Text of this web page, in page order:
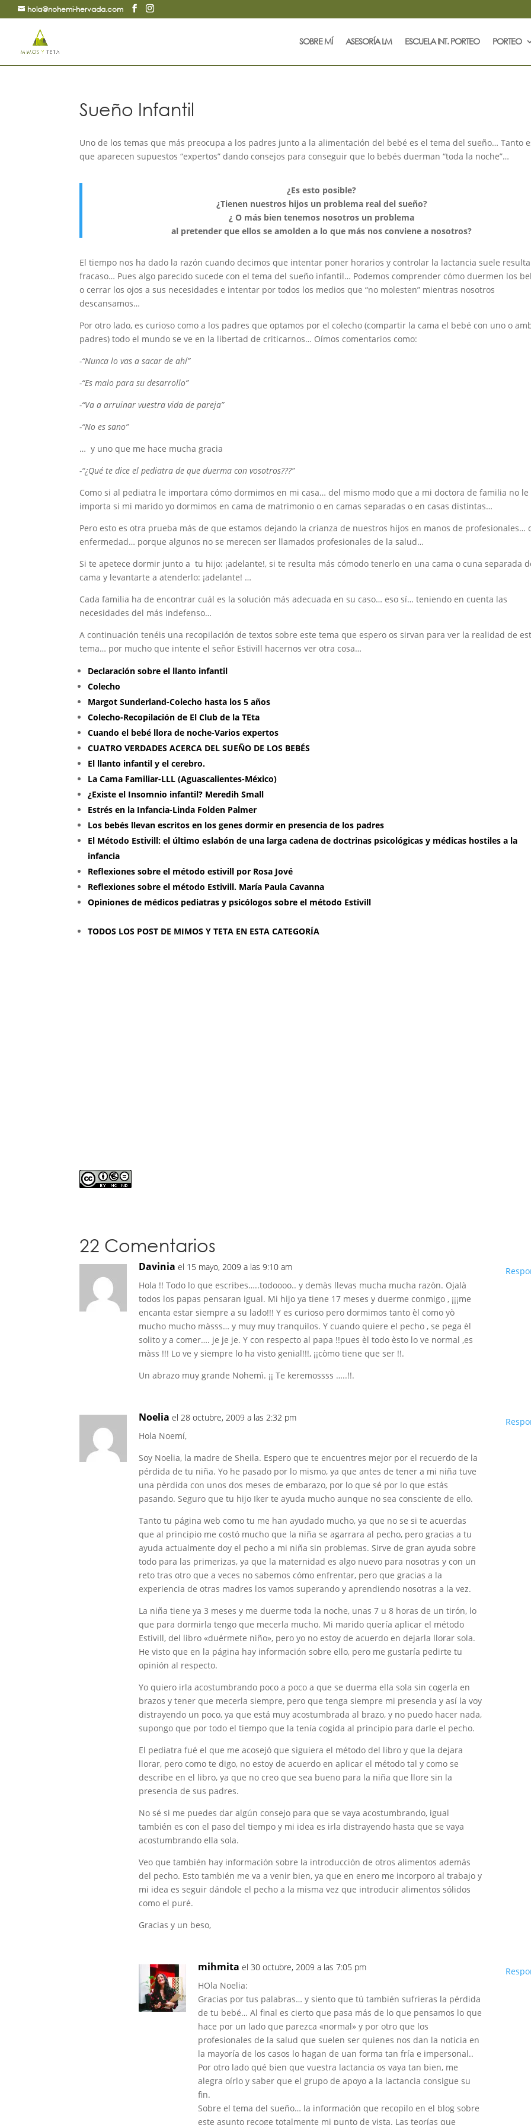
hola@nohemi-hervada.com
SOBRE MÍ ASESORÍA LM ESCUELA INT. PORTEO PORTEO
Sueño Infantil
Uno de los temas que más preocupa a los padres junto a la alimentación del bebé es el tema del sueño… Tanto
que aparecen supuestos “expertos” dando consejos para conseguir que lo bebés duerman “toda la noche”…
¿Es esto posible?
¿Tienen nuestros hijos un problema real del sueño?
¿ O más bien tenemos nosotros un problema
al pretender que ellos se amolden a lo que más nos conviene a nosotros?
El tiempo nos ha dado la razón cuando decimos que intentar poner horarios y controlar la lactancia suele
fracaso… Pues algo parecido sucede con el tema del sueño infantil… Podemos comprender cómo duermen los
o cerrar los ojos a sus necesidades e intentar por todos los medios que “no molesten” mientras nosotros
descansamos…
Por otro lado, es curioso como a los padres que optamos por el colecho (compartir la cama el bebé con uno o
padres) todo el mundo se ve en la libertad de criticarnos… Oímos comentarios como:
-“Nunca lo vas a sacar de ahí”
-“Es malo para su desarrollo”
-“Va a arruinar vuestra vida de pareja”
-“No es sano”
… y uno que me hace mucha gracia
-“¿Qué te dice el pediatra de que duerma con vosotros???”
Como si al pediatra le importara cómo dormimos en mi casa… del mismo modo que a mi doctora de familia no le
importa si mi marido yo dormimos en cama de matrimonio o en camas separadas o en casas distintas…
Pero esto es otra prueba más de que estamos dejando la crianza de nuestros hijos en manos de profesionales…
enfermedad… porque algunos no se merecen ser llamados profesionales de la salud…
Si te apetece dormir junto a tu hijo: ¡adelante!, si te resulta más cómodo tenerlo en una cama o cuna separada
cama y levantarte a atenderlo: ¡adelante! …
Cada familia ha de encontrar cuál es la solución más adecuada en su caso… eso sí… teniendo en cuenta las
necesidades del más indefenso…
A continuación tenéis una recopilación de textos sobre este tema que espero os sirvan para ver la realidad de
tema… por mucho que intente el señor Estivill hacernos ver otra cosa…
Declaración sobre el llanto infantil
Colecho
Margot Sunderland-Colecho hasta los 5 años
Colecho-Recopilación de El Club de la TEta
Cuando el bebé llora de noche-Varios expertos
CUATRO VERDADES ACERCA DEL SUEÑO DE LOS BEBÉS
El llanto infantil y el cerebro.
La Cama Familiar-LLL (Aguascalientes-México)
¿Existe el Insomnio infantil? Meredih Small
Estrés en la Infancia-Linda Folden Palmer
Los bebés llevan escritos en los genes dormir en presencia de los padres
El Método Estivill: el último eslabón de una larga cadena de doctrinas psicológicas y médicas hostiles a la
infancia
Reflexiones sobre el método estivill por Rosa Jové
Reflexiones sobre el método Estivill. María Paula Cavanna
Opiniones de médicos pediatras y psicólogos sobre el método Estivill
TODOS LOS POST DE MIMOS Y TETA EN ESTA CATEGORÍA
22 Comentarios
Davinia el 15 mayo, 2009 a las 9:10 am
Hola !! Todo lo que escribes…..todoooo.. y demàs llevas mucha mucha razòn. Ojalà
todos los papas pensaran igual. Mi hijo ya tiene 17 meses y duerme conmigo , ¡¡¡me
encanta estar siempre a su lado!!! Y es curioso pero dormimos tanto èl como yò
mucho mucho màsss… y muy muy tranquilos. Y cuando quiere el pecho , se pega èl
solito y a comer…. je je je. Y con respecto al papa !!pues èl todo èsto lo ve normal ,es
màss !!! Lo ve y siempre lo ha visto genial!!!, ¡¡còmo tiene que ser !!.
Un abrazo muy grande Nohemì. ¡¡ Te keremossss …..!!.
Noelia el 28 octubre, 2009 a las 2:32 pm
Hola Noemí,
Soy Noelia, la madre de Sheila. Espero que te encuentres mejor por el recuerdo de la
pérdida de tu niña. Yo he pasado por lo mismo, ya que antes de tener a mi niña tuve
una pèrdida con unos dos meses de embarazo, por lo que sé por lo que estás
pasando. Seguro que tu hijo Iker te ayuda mucho aunque no sea consciente de ello.
Tanto tu página web como tu me han ayudado mucho, ya que no se si te acuerdas
que al principio me costó mucho que la niña se agarrara al pecho, pero gracias a tu
ayuda actualmente doy el pecho a mi niña sin problemas. Sirve de gran ayuda sobre
todo para las primerizas, ya que la maternidad es algo nuevo para nosotras y con un
reto tras otro que a veces no sabemos cómo enfrentar, pero que gracias a la
experiencia de otras madres los vamos superando y aprendiendo nosotras a la vez.
La niña tiene ya 3 meses y me duerme toda la noche, unas 7 u 8 horas de un tirón, lo
que para dormirla tengo que mecerla mucho. Mi marido quería aplicar el método
Estivill, del libro «duérmete niño», pero yo no estoy de acuerdo en dejarla llorar sola.
He visto que en la página hay información sobre ello, pero me gustaría pedirte tu
opinión al respecto.
Yo quiero irla acostumbrando poco a poco a que se duerma ella sola sin cogerla en
brazos y tener que mecerla siempre, pero que tenga siempre mi presencia y así la voy
distrayendo un poco, ya que está muy acostumbrada al brazo, y no puedo hacer nada,
supongo que por todo el tiempo que la tenía cogida al principio para darle el pecho.
El pediatra fué el que me acosejó que siguiera el método del libro y que la dejara
llorar, pero como te digo, no estoy de acuerdo en aplicar el método tal y como se
describe en el libro, ya que no creo que sea bueno para la niña que llore sin la
presencia de sus padres.
No sé si me puedes dar algún consejo para que se vaya acostumbrando, igual
también es con el paso del tiempo y mi idea es irla distrayendo hasta que se vaya
acostumbrando ella sola.
Veo que también hay información sobre la introducción de otros alimentos además
del pecho. Esto también me va a venir bien, ya que en enero me incorporo al trabajo y
mi idea es seguir dándole el pecho a la misma vez que introducir alimentos sólidos
como el puré.
Gracias y un beso,
mihmita el 30 octubre, 2009 a las 7:05 pm
HOla Noelia:
Gracias por tus palabras… y siento que tú también sufrieras la pérdida
de tu bebé… Al final es cierto que pasa más de lo que pensamos lo que
hace por un lado que parezca «normal» y por otro que los
profesionales de la salud que suelen ser quienes nos dan la noticia en
la mayoría de los casos lo hagan de uan forma tan fría e impersonal..
Por otro lado qué bien que vuestra lactancia os vaya tan bien, me
alegra oírlo y saber que el grupo de apoyo a la lactancia consigue su
fin.
Sobre el tema del sueño… la información que recopilo en el blog sobre
este asunto recoge totalmente mi punto de vista. Las teorías que